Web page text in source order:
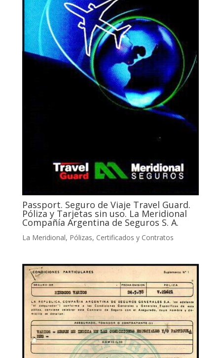
Passport. Seguro de Viaje Travel Guard.
Póliza y Tarjetas sin uso. La Meridional
Compañía Argentina de Seguros S. A.
La Meridional, Pólizas, Certificados y Contratos